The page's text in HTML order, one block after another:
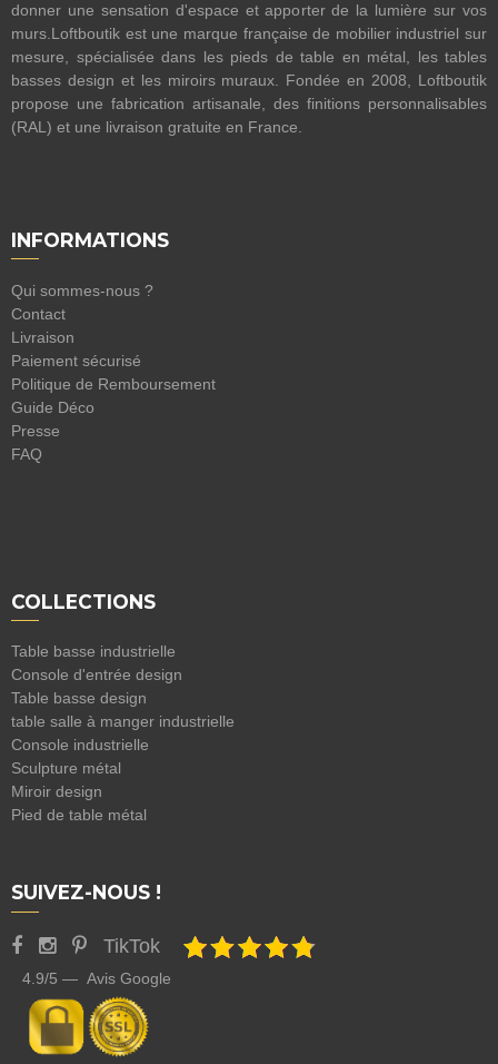
donner une sensation d'espace et apporter de la lumière sur vos
murs.Loftboutik est une marque française de mobilier industriel sur
mesure, spécialisée dans les pieds de table en métal, les tables
basses design et les miroirs muraux. Fondée en 2008, Loftboutik
propose une fabrication artisanale, des finitions personnalisables
(RAL) et une livraison gratuite en France.
INFORMATIONS
Qui sommes-nous ?
Contact
Livraison
Paiement sécurisé
Politique de Remboursement
Guide Déco
Presse
FAQ
COLLECTIONS
Table basse industrielle
Console d'entrée design
Table basse design
table salle à manger industrielle
Console industrielle
Sculpture métal
Miroir design
Pied de table métal
SUIVEZ-NOUS !
TikTok
4.9/5 — Avis Google